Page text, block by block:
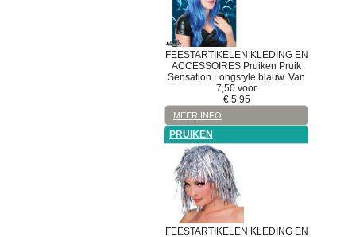
FEESTARTIKELEN KLEDING EN
ACCESSOIRES Pruiken Pruik
Sensation Longstyle blauw. Van
7,50 voor
€ 5,95
MEER INFO
PRUIKEN
FEESTARTIKELEN KLEDING EN